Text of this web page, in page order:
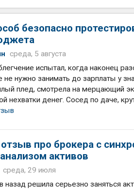
безопасно
среда, 5 августа
испытал, когда наконец
не нужно занимать до зарплаты у
плед, смотрела на мерцающий
нехватки денег. Сосед по даче,
про брокера с
активов
среда, 29 июля
решила серьезно заняться